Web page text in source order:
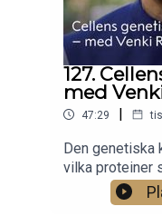
127.
med
47:29 |
Den genetiska
vilka proteiner
tog forskarna
denna kod,